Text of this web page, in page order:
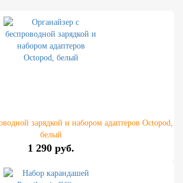
зарядкой и набором адаптеров Octopod,
белый
1 290 руб.